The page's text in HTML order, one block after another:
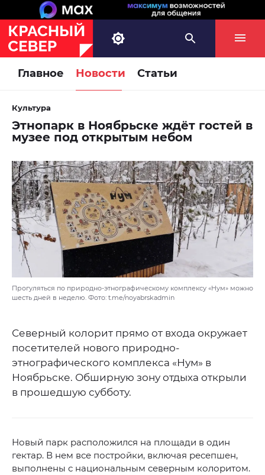
Главное Новости Статьи
Культура
Этнопарк в Ноябрьске ждёт гостей в
музее под открытым небом
Прогуляться по природно-этнографическому комплексу «Нум» можно
шесть дней в неделю. Фото: t.me/noyabrskadmin
Северный колорит прямо от входа окружает
посетителей нового природно-
этнографического комплекса «Нум» в
Ноябрьске. Обширную зону отдыха открыли
в прошедшую субботу.
Новый парк расположился на площади в один
гектар. В нем все постройки, включая ресепшен,
выполнены с национальным северным колоритом.